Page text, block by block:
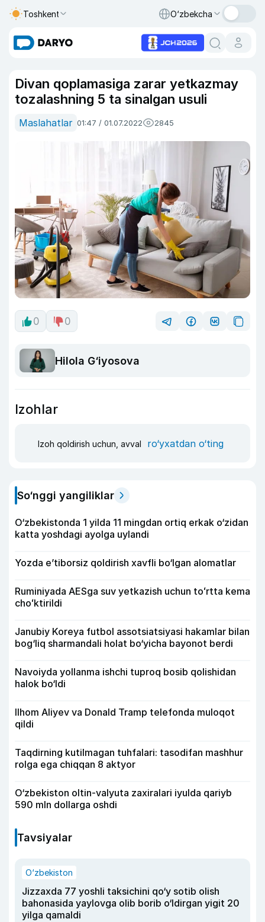
Toshkent O‘zbekcha
Divan qoplamasiga zarar yetkazmay
tozalashning 5 ta sinalgan usuli
Maslahatlar 01:47 / 01.07.2022 2845
0 0
Hilola G‘iyosova
Izohlar
Izoh qoldirish uchun, avval ro‘yxatdan o‘ting
So‘nggi yangiliklar
O‘zbekistonda 1 yilda 11 mingdan ortiq erkak o‘zidan
katta yoshdagi ayolga uylandi
Yozda e’tiborsiz qoldirish xavfli bo‘lgan alomatlar
Ruminiyada AESga suv yetkazish uchun toʻrtta kema
choʻktirildi
Janubiy Koreya futbol assotsiatsiyasi hakamlar bilan
bog‘liq sharmandali holat bo‘yicha bayonot berdi
Navoiyda yollanma ishchi tuproq bosib qolishidan
halok bo‘ldi
Ilhom Aliyev va Donald Tramp telefonda muloqot
qildi
Taqdirning kutilmagan tuhfalari: tasodifan mashhur
rolga ega chiqqan 8 aktyor
O‘zbekiston oltin-valyuta zaxiralari iyulda qariyb
590 mln dollarga oshdi
Tavsiyalar
O‘zbekiston
Jizzaxda 77 yoshli taksichini qo‘y sotib olish
bahonasida yaylovga olib borib o‘ldirgan yigit 20
yilga qamaldi